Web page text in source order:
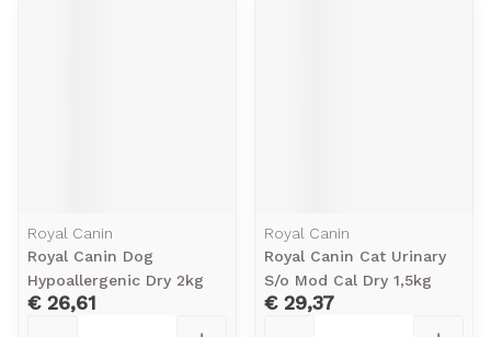
Royal Canin
Royal Canin Dog
Hypoallergenic Dry 2kg
€ 26,61
Royal Canin
Royal Canin Cat Urinary
S/o Mod Cal Dry 1,5kg
€ 29,37